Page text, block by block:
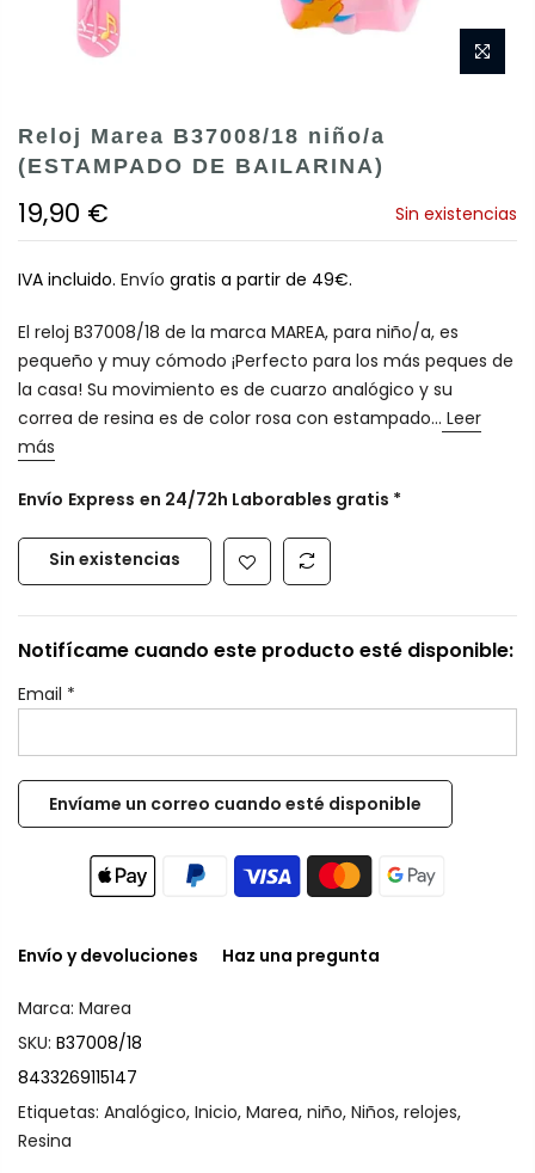
Reloj Marea B37008/18 niño/a
(ESTAMPADO DE BAILARINA)
19,90 € Sin existencias
IVA incluido. Envío gratis a partir de 49€.
El reloj B37008/18 de la marca MAREA, para niño/a, es
pequeño y muy cómodo ¡Perfecto para los más peques de
la casa! Su movimiento es de cuarzo analógico y su
correa de resina es de color rosa con estampado... Leer
más
Envío Express en 24/72h Laborables gratis *
Sin existencias
Notifícame cuando este producto esté disponible:
Email *
Envío y devoluciones Haz una pregunta
Marca: Marea
SKU: B37008/18
8433269115147
Etiquetas: Analógico, Inicio, Marea, niño, Niños, relojes,
Resina